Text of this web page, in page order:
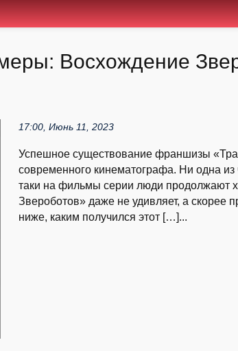
Восхождение
17:00, Июнь 11, 2023
Успешное существование франшизы
современного кинематографа. Ни одна из
таки на фильмы серии люди продолжают
Звероботов» даже не удивляет, а скорее
ниже, каким получился этот […]...